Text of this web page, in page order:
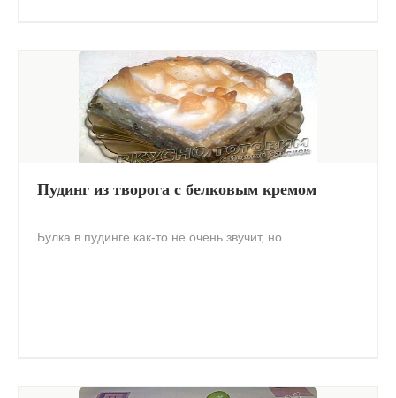
Пудинг из творога с белковым кремом
Булка в пудинге как-то не очень звучит, но...